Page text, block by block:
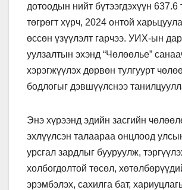
дотоодын нийт бүтээгдэхүүн 637.6
төгрөгт хүрч, 2024 онтой
өссөн үзүүлэлт гарчээ. УИХ-ын
уулзалтын эхэнд “Чөлөөлье”
хэрэгжүүлэх дөрвөн тулгуурт
бодлогыг дэвшүүлснээ
Энэ хүрээнд эдийн засгийн
эхлүүлсэн талаараа онцлоод
урсгал зардлыг бууруулж,
холбогдолтой төсөл,
эрэмбэлэх, сахилга бат,